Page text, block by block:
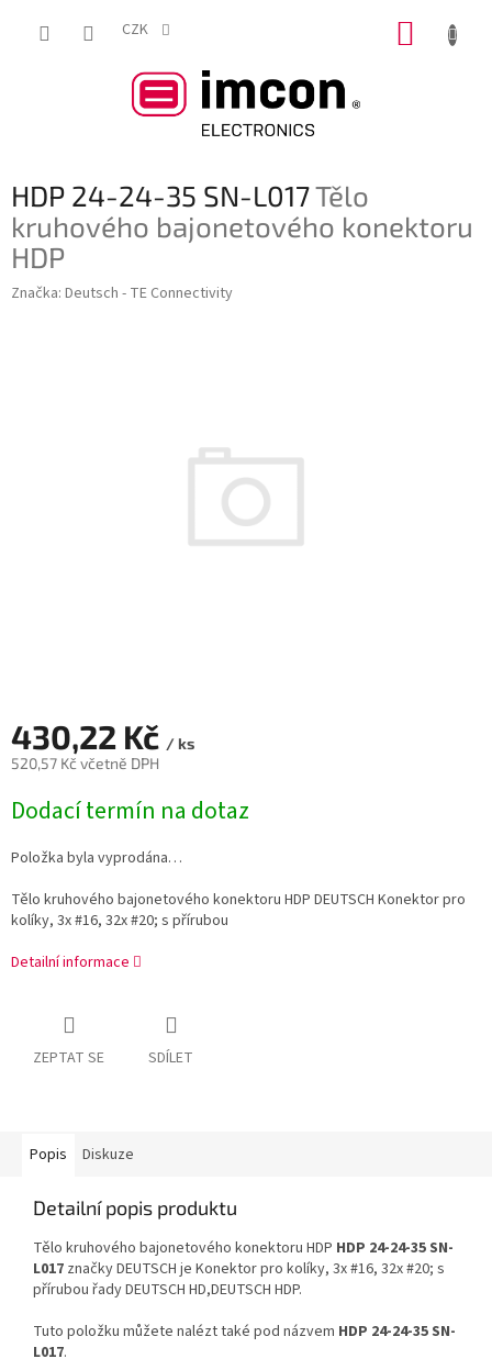
CZK
HDP 24-24-35 SN-L017Tělo
kruhového bajonetového konektoru
HDP
Značka: Deutsch - TE Connectivity
430,22 Kč / ks
520,57 Kč včetně DPH
cena:
Dodací termín na dotaz
Položka byla vyprodána…
Tělo kruhového bajonetového konektoru HDP DEUTSCH Konektor pro
kolíky, 3x #16, 32x #20; s přírubou
Detailní informace
ZEPTAT SE SDÍLET
Popis Diskuze
Detailní popis produktu
Tělo kruhového bajonetového konektoru HDP HDP 24-24-35 SN-
L017 značky DEUTSCH je Konektor pro kolíky, 3x #16, 32x #20; s
přírubou řady DEUTSCH HD,DEUTSCH HDP.
Tuto položku můžete nalézt také pod názvem HDP 24-24-35 SN-
L017.